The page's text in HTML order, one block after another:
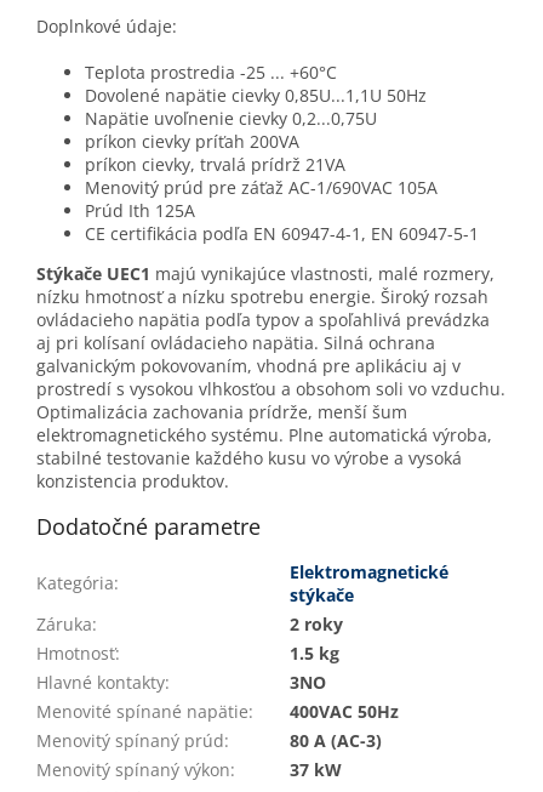
Doplnkové údaje:
Teplota prostredia -25 ... +60°C
Dovolené napätie cievky 0,85U...1,1U 50Hz
Napätie uvoľnenie cievky 0,2...0,75U
príkon cievky príťah 200VA
príkon cievky, trvalá prídrž 21VA
Menovitý prúd pre záťaž AC-1/690VAC 105A
Prúd Ith 125A
CE certifikácia podľa EN 60947-4-1, EN 60947-5-1
Stýkače UEC1 majú vynikajúce vlastnosti, malé rozmery,
nízku hmotnosť a nízku spotrebu energie. Široký rozsah
ovládacieho napätia podľa typov a spoľahlivá prevádzka
aj pri kolísaní ovládacieho napätia. Silná ochrana
galvanickým pokovovaním, vhodná pre aplikáciu aj v
prostredí s vysokou vlhkosťou a obsohom soli vo vzduchu.
Optimalizácia zachovania prídrže, menší šum
elektromagnetického systému. Plne automatická výroba,
stabilné testovanie každého kusu vo výrobe a vysoká
konzistencia produktov.
Dodatočné parametre
Kategória:
Elektromagnetické
stýkače
Záruka:
2 roky
Hmotnosť:
1.5 kg
Hlavné kontakty:
3NO
Menovité spínané napätie:
400VAC 50Hz
Menovitý spínaný prúd:
80 A (AC-3)
Menovitý spínaný výkon:
37 kW